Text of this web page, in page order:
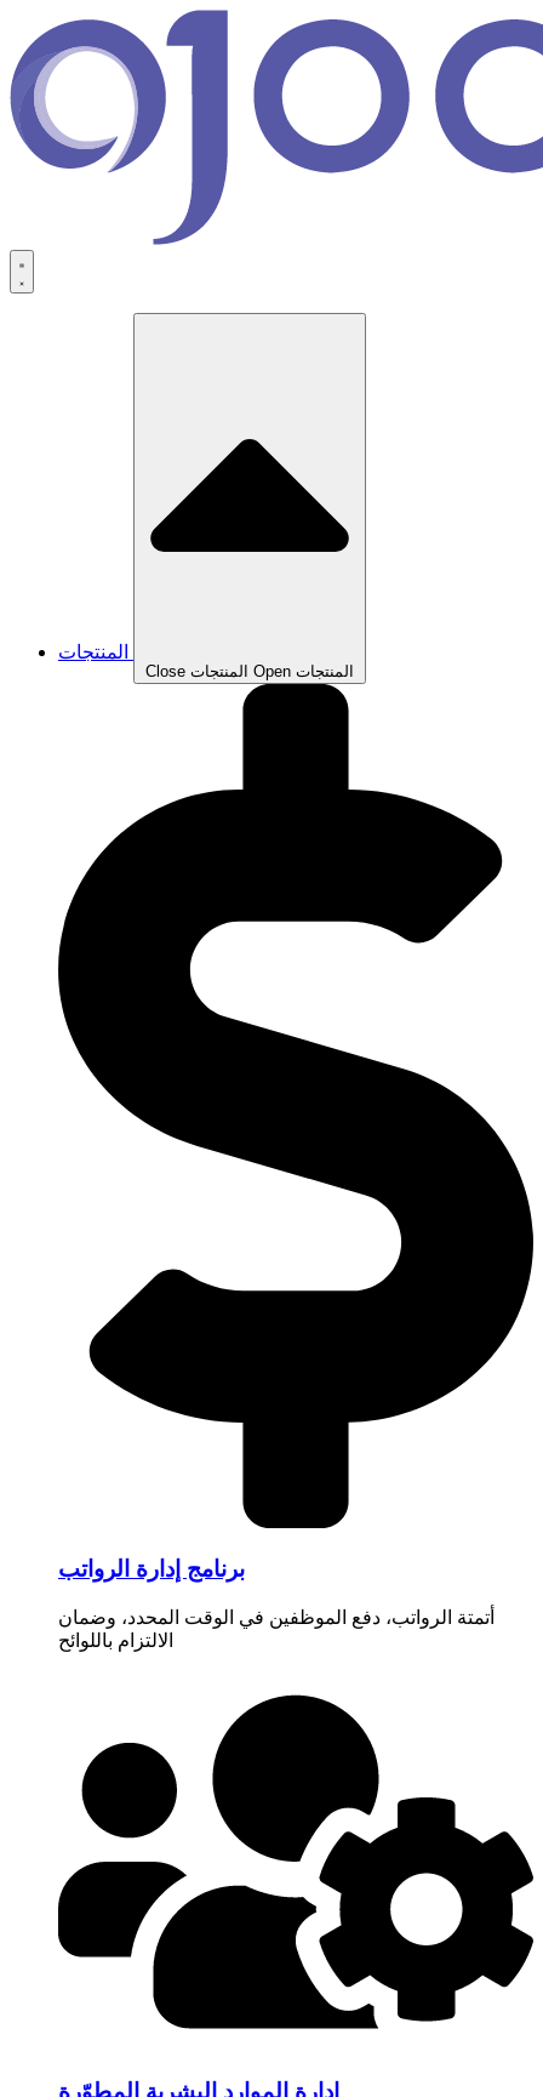
Close المنتجات Open المنتجات
برنامج إدارة الرواتب
أتمتة الرواتب، دفع الموظفين في الوقت المحدد، وضمان
الالتزام باللوائح
إدارة الموارد البشرية المطوّرة